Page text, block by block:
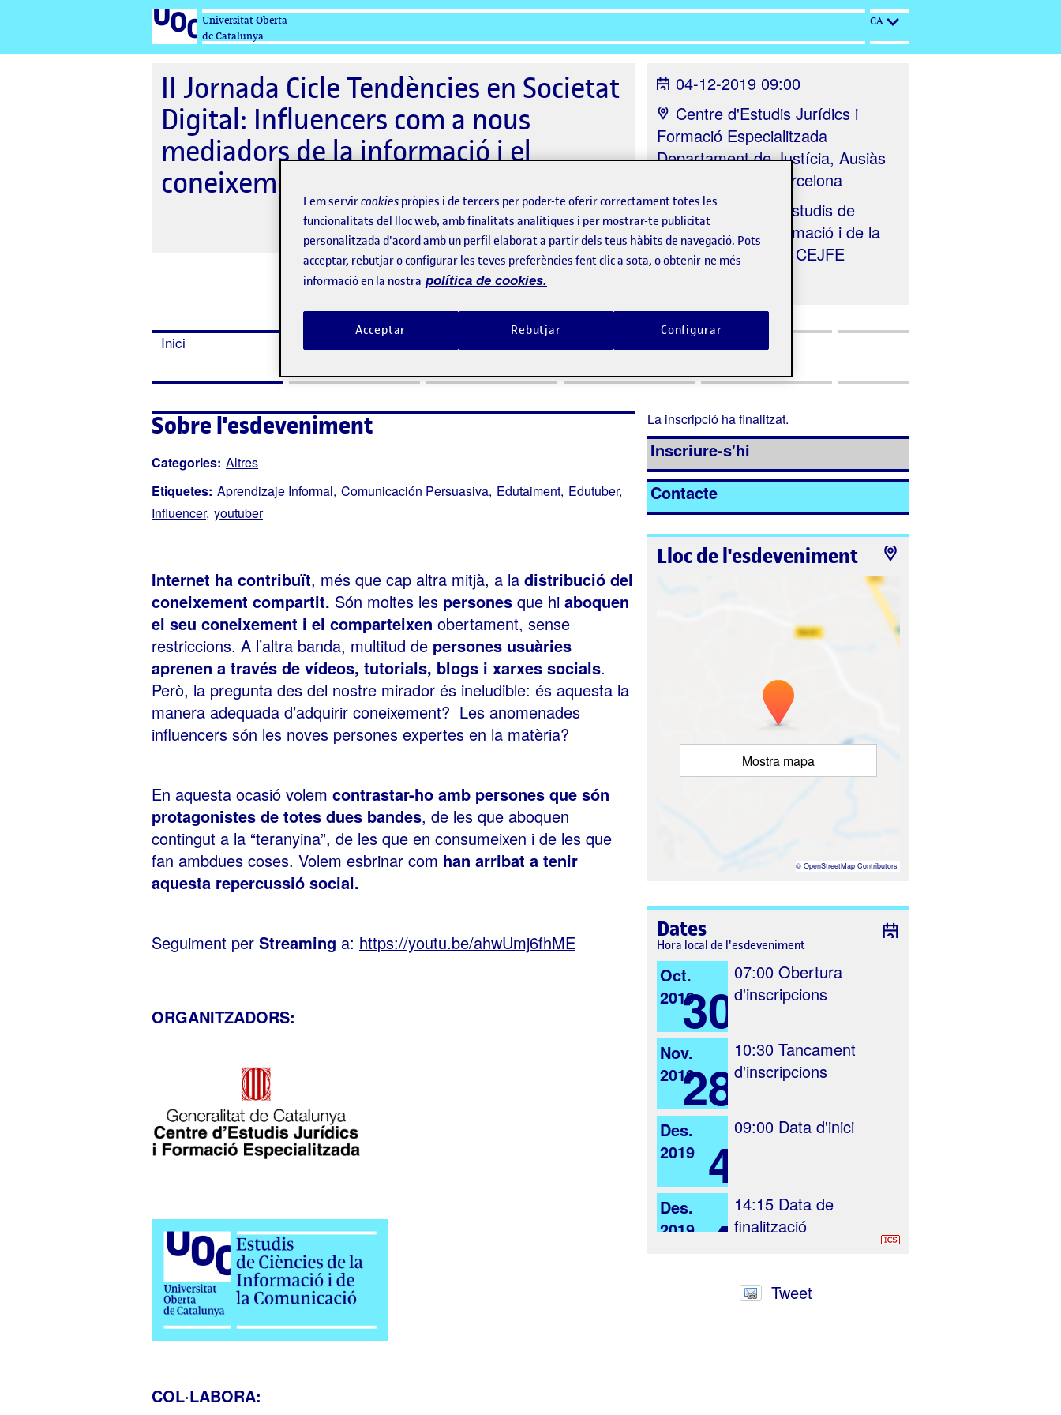
Universitat Oberta
de Catalunya
CA
II Jornada Cicle Tendències en Societat
Digital: Influencers com a nous
mediadors de la informació i el
coneixement
04-12-2019 09:00
Centre d'Estudis Jurídics i
Formació Especialitzada
Departament de Justícia, Ausiàs
Marc 40, 08010 Barcelona
Organitzat per
Estudis de
Ciències de la Informació i de la
Comunicació UOC, CEJFE
Inici
Sobre l'esdeveniment
Categories: Altres
Etiquetes: Aprendizaje Informal Comunicación Persuasiva Edutaiment Edutuber
Influencer youtuber
Internet ha contribuït, més que cap altra mitjà, a la distribució del
coneixement compartit. Són moltes les persones que hi aboquen
el seu coneixement i el comparteixen obertament, sense
restriccions. A l’altra banda, multitud de persones usuàries
aprenen a través de vídeos, tutorials, blogs i xarxes socials.
Però, la pregunta des del nostre mirador és ineludible: és aquesta la
manera adequada d’adquirir coneixement? Les anomenades
influencers són les noves persones expertes en la matèria?
En aquesta ocasió volem contrastar-ho amb persones que són
protagonistes de totes dues bandes, de les que aboquen
contingut a la “teranyina”, de les que en consumeixen i de les que
fan ambdues coses. Volem esbrinar com han arribat a tenir
aquesta repercussió social.
Seguiment per Streaming a: https://youtu.be/ahwUmj6fhME
ORGANITZADORS:
COL·LABORA:
La inscripció ha finalitzat.
Inscriure-s'hi
Contacte
Lloc de l'esdeveniment
Mostra mapa
© OpenStreetMap Contributors
Dates
Hora local de l'esdeveniment
Oct.
201930
07:00 Obertura
d'inscripcions
Nov.
201928
10:30 Tancament
d'inscripcions
Des.
2019
4
09:00 Data d'inici
Des.
2019 4
14:15 Data de
finalització
Tweet
Fem servircookies pròpies i de tercers per poder-te oferir correctament totes les
funcionalitats del lloc web, amb finalitats analítiques i per mostrar-te publicitat
personalitzada d'acord amb un perfil elaborat a partir dels teus hàbits de navegació. Pots
acceptar, rebutjar o configurar les teves preferències fent clic a sota, o obtenir-ne més
informació en la nostra política de cookies.
Rebutjar
Acceptar Configurar